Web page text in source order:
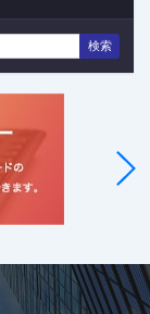
検索